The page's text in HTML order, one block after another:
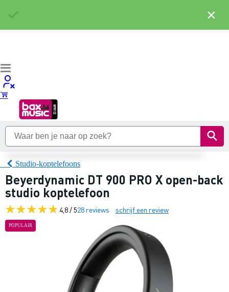
Studio-koptelefoons
Beyerdynamic DT 900 PRO X open-back
studio koptelefoon
4,8 / 528 reviews schrijf een review
POPULAIR
×